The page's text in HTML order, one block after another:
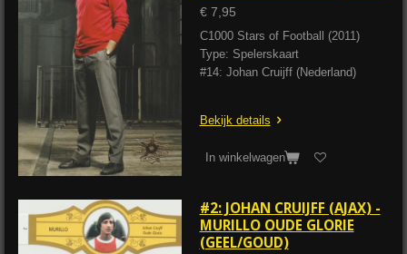
€ 7,95
C1000 Stars of Football (2011)
Type: Spelerskaart
#14: Johan Cruijff (Nederland)
Bekijk details
In winkelwagen
#2: JOHAN CRUIJFF (AJAX) -
MURILLO OUDE GLORIE
(GEEL/GOUD)